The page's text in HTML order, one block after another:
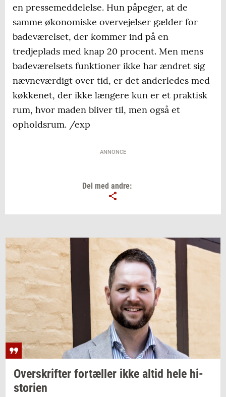
en pressemeddelelse. Hun påpeger, at de
samme økonomiske overvejelser gælder for
badeværelset, der kommer ind på en
tredjeplads med knap 20 procent. Men mens
badeværelsets funktioner ikke har ændret sig
nævneværdigt over tid, er det anderledes med
køkkenet, der ikke længere kun er et praktisk
rum, hvor maden bliver til, men også et
opholdsrum. /exp
ANNONCE
Del med andre:
Over­skrif­ter for­tæl­ler ikke altid hele hi­
sto­ri­en